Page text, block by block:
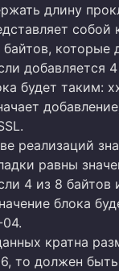
длину
собой
которые
добавляется
будет таким:
реализаций
равны
4 из 8 байтов
блока
кратна
то должен